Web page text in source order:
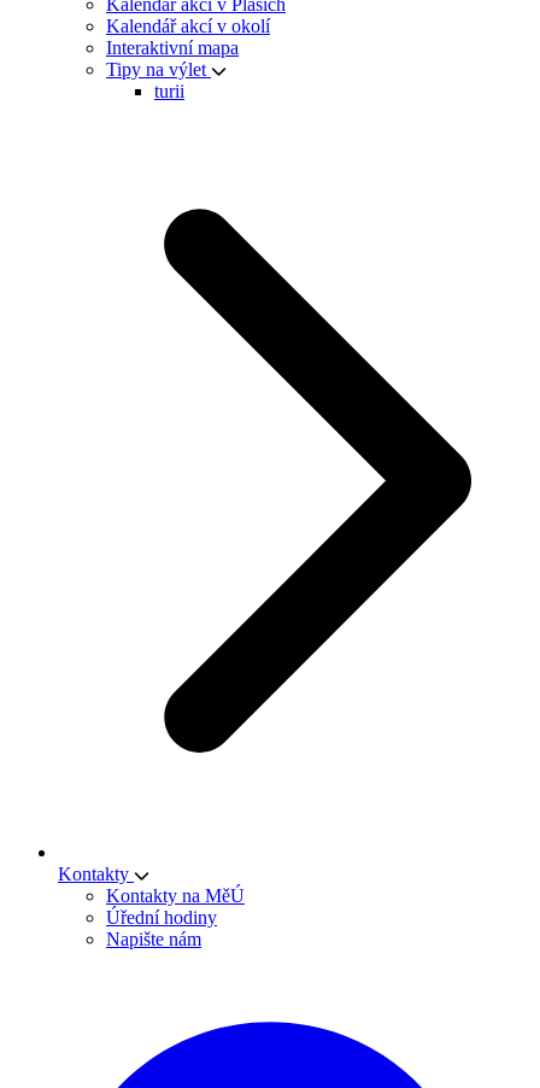
Kalendář akcí v okolí
Interaktivní mapa
Tipy na výlet
turii
Kontakty
Kontakty na MěÚ
Úřední hodiny
Napište nám